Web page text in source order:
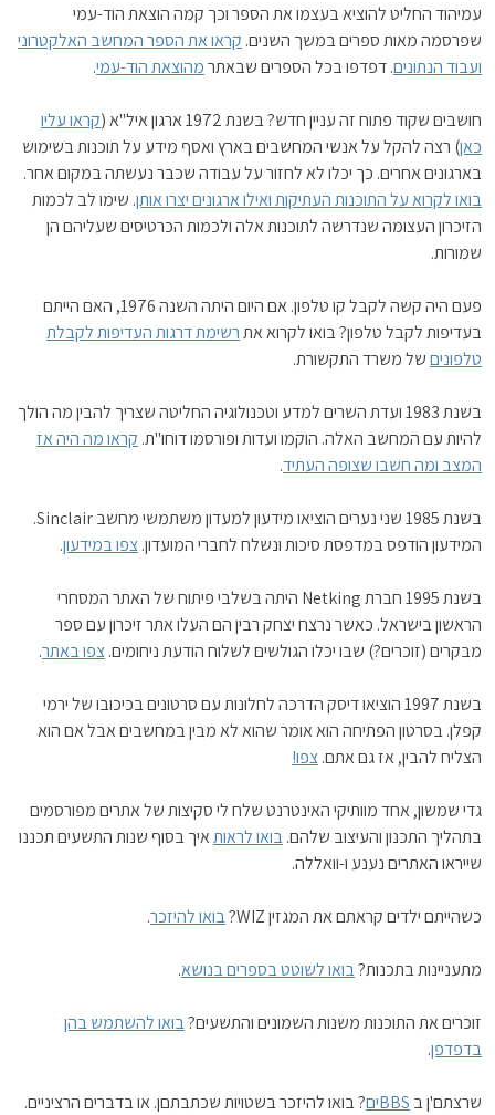
עמיהוד החליט להוציא בעצמו את הספר וכך קמה הוצאת הוד-עמי
שפרסמה מאות ספרים במשך השנים. קראו את הספר המחשב האלקטרוני
ועבוד הנתונים. דפדפו בכל הספרים שבאתרמהוצאת הוד-עמי.
חושבים שקוד פתוח זה עניין חדש? בשנת 1972 ארגון איל"א (
קראו עליו
כאן) רצה להקל על אנשי המחשבים בארץ ואסף מידע על תוכנות בשימוש
בארגונים אחרים. כך יכלו לא לחזור על עבודה שכבר נעשתה במקום אחר.
בואו לקרוא על התוכנות העתיקות ואילו ארגונים יצרו אותן. שימו לב לכמות
הזיכרון העצומה שנדרשה לתוכנות אלה ולכמות הכרטיסים שעליהם הן
שמורות.
פעם היה קשה לקבל קו טלפון. אם היום היתה השנה 1976, האם הייתם
בעדיפות לקבל טלפון? בואו לקרוא אתרשימת דרגות העדיפות לקבלת
טלפוניםשל משרד התקשורת.
בשנת 1983 ועדת השרים למדע וטכנולוגיה החליטה שצריך להבין מה הולך
להיות עם המחשב האלה. הוקמו ועדות ופורסמו דוחו"ת. קראו מה היה אז
המצב ומה חשבו שצופה העתיד.
בשנת 1985 שני נערים הוציאו מידעון למעדון משתמשי מחשב Sinclair.
המידעון הודפס במדפסת סיכות ונשלח לחברי המועדון.צפו במידעון.
בשנת 1995 חברת Netking היתה בשלבי פיתוח של האתר המסחרי
הראשון בישראל. כאשר נרצח יצחק רבין הם העלו אתר זיכרון עם ספר
מבקרים (זוכרים?) שבו יכלו הגולשים לשלוח הודעת ניחומים.צפו באתר.
בשנת 1997 הוציאו דיסק הדרכה לחלונות עם סרטונים בכיכובו של ירמי
קפלן. בסרטון הפתיחה הוא אומר שהוא לא מבין במחשבים אבל אם הוא
הצליח להבין, אז גם אתם.צפו!
גדי שמשון, אחד מוותיקי האינטרנט שלח לי סקיצות של אתרים מפורסמים
בתהליך התכנון והעיצוב שלהם.בואו לראותאיך בסוף שנות התשעים תכננו
שייראו האתרים נענע ו-וואללה.
כשהייתם ילדים קראתם את המגזין WIZ? בואו להיזכר.
מתעניינות בתכנות?בואו לשוטט בספרים בנושא.
זוכרים את התוכנות משנות השמונים והתשעים?בואו להשתמש בהן
בדפדפן.
שרצתם'ן ב BBSים
? בואו להיזכר בשטויות שכתבתםן. או בדברים הרציניים.